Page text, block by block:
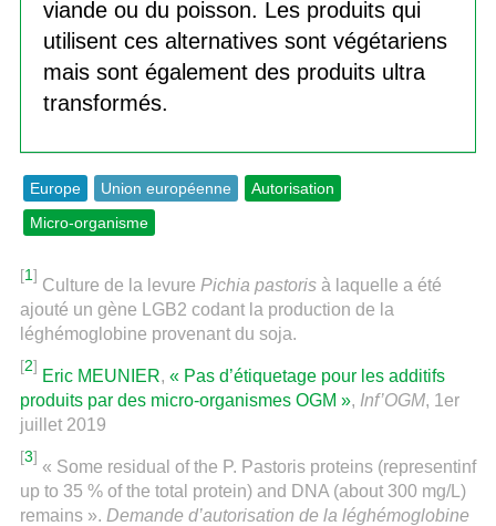
viande ou du poisson. Les produits qui
utilisent ces alternatives sont végétariens
mais sont également des produits ultra
transformés.
Europe Union européenne
Autorisation
Micro-organisme
[1]
Culture de la levure Pichia pastorisà laquelle a été
ajouté un gène LGB2 codant la production de la
léghémoglobine provenant du soja.
[2]
Eric MEUNIER, « Pas d’étiquetage pour les additifs
produits par des micro-organismes OGM », Inf’OGM, 1er
juillet 2019
[3]
« Some residual of the P. Pastoris proteins (representinf
up to 35 % of the total protein) and DNA (about 300 mg/L)
remains ». Demande d’autorisation de la léghémoglobine